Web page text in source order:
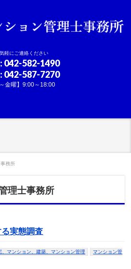
軽にご連絡ください
: 042-582-1490
042-587-7270
～金曜】9:00～18:00
務所
理士事務所
実態調査
、マンション、建築、マンション管理
マンション管